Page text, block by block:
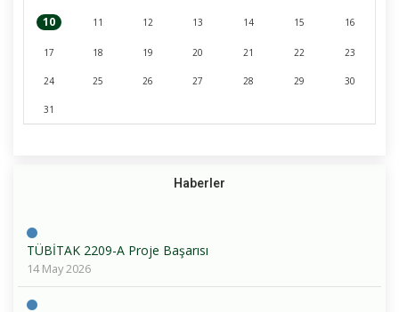
10 11 12 13 14 15 16
17 18 19 20 21 22 23
24 25 26 27 28 29 30
31
Haberler
TÜBİTAK 2209-A Proje Başarısı
14 May 2026